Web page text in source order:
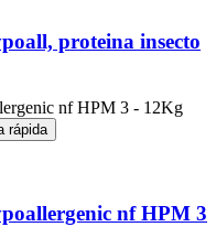
proteina insecto
rápida
nf HPM 3